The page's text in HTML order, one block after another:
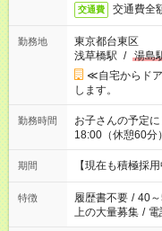
交通費 交通費全
勤務地
東京都台東区
浅草橋駅 / 湯島
≪自宅からド
します。
勤務時間
お子さんの予定にも柔軟
18:00（休憩60分
19:00（休憩60分） ※Wワーク希望の方へ 今ご覧のお
望する勤務時間
期間 【現在も積極採
特徴 履歴書不要 / 40
上の大量募集 / 電